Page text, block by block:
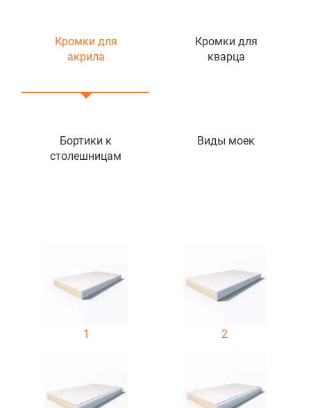
Кромки для
акрила
Кромки для
кварца
Бортики к
столешницам
Виды моек
1 2